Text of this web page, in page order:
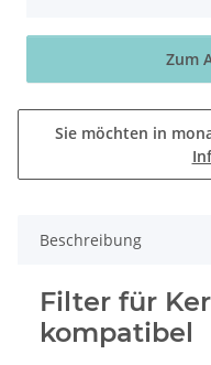
Zum
Sie möchten in
Beschreibung
Filter für
kompatibel